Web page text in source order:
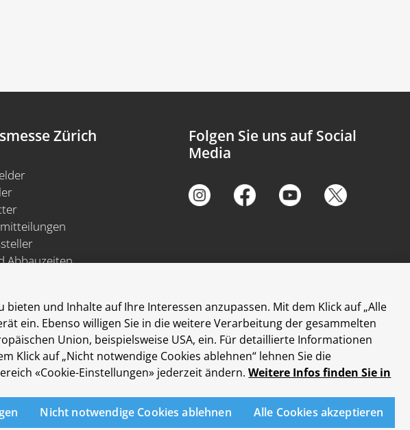
Zürich
Abbauzeiten
Folgen Sie uns auf Social
Media
und Inhalte auf Ihre Interessen anzupassen. Mit dem Klick auf „Alle
ein. Ebenso willigen Sie in die weitere Verarbeitung der gesammelten
Union, beispielsweise USA, ein. Für detaillierte Informationen
Klick auf „Nicht notwendige Cookies ablehnen“ lehnen Sie die
«Cookie-Einstellungen» jederzeit ändern.Weitere Infos finden Sie in
Nicht notwendige Cookies ablehnen Alle Cookies akzeptieren